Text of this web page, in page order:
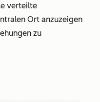
verteilte
Ort anzuzeigen
zu